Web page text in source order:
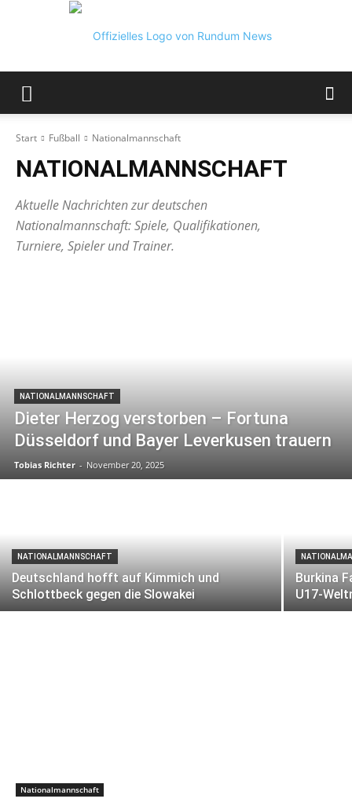
News
Start Fußball Nationalmannschaft
NATIONALMANNSCHAFT
Aktuelle Nachrichten zur deutschen
Nationalmannschaft: Spiele, Qualifikationen,
Turniere, Spieler und Trainer.
NATIONALMANNSCHAFT
Dieter Herzog verstorben – Fortuna
Düsseldorf und Bayer Leverkusen trauern
Tobias Richter - November 20, 2025
NATIONALMANNSCHAFT
Deutschland hofft auf Kimmich und
Schlottbeck gegen die Slowakei
Burkina
U17-
Nationalmannschaft